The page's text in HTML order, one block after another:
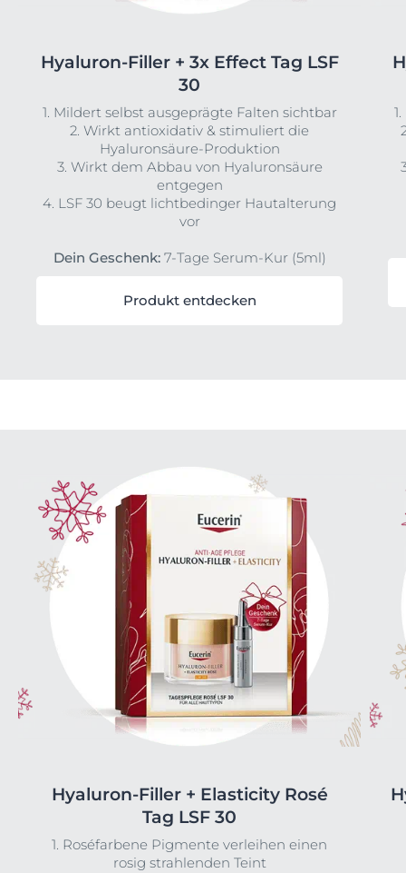
Hyaluron-Filler + 3x Effect Tag LSF
30
1. Mildert selbst ausgeprägte Falten sichtbar
2. Wirkt antioxidativ & stimuliert die
Hyaluronsäure-Produktion
3. Wirkt dem Abbau von Hyaluronsäure
entgegen
4. LSF 30 beugt lichtbedinger Hautalterung
vor
Dein Geschenk:7-Tage Serum-Kur (5ml)
Produkt entdecken
Hyaluron-Filler + Elasticity Rosé
Tag LSF 30
1. Roséfarbene Pigmente verleihen einen
rosig strahlenden Teint